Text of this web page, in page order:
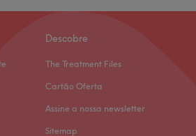
Descobre
The Treatment Files
Cartão Oferta
Assine a nossa newsletter
Sitemap